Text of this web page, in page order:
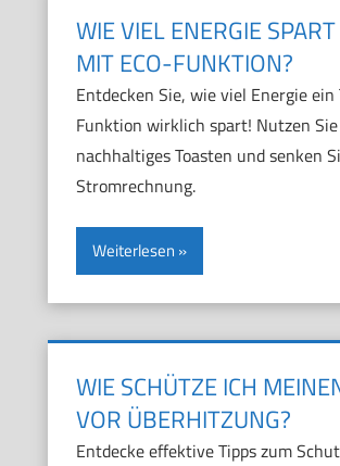
WIE VIEL ENERGIE
MIT ECO-FUNKTION?
Entdecken Sie, wie viel Energie
Funktion wirklich spart! Nutzen
nachhaltiges Toasten und senken
Stromrechnung.
Weiterlesen
WIE SCHÜTZE ICH
VOR ÜBERHITZUNG?
Entdecke effektive Tipps zum